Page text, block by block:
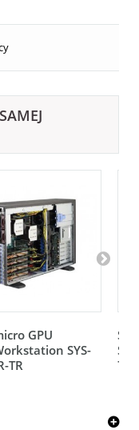
GPU
SYS-
TR